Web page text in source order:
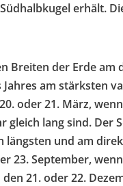
erhält.
Breiten der Erde
am stärksten
oder 21. März,
lang sind. Der
längsten und am
23. September,
21. oder 22.